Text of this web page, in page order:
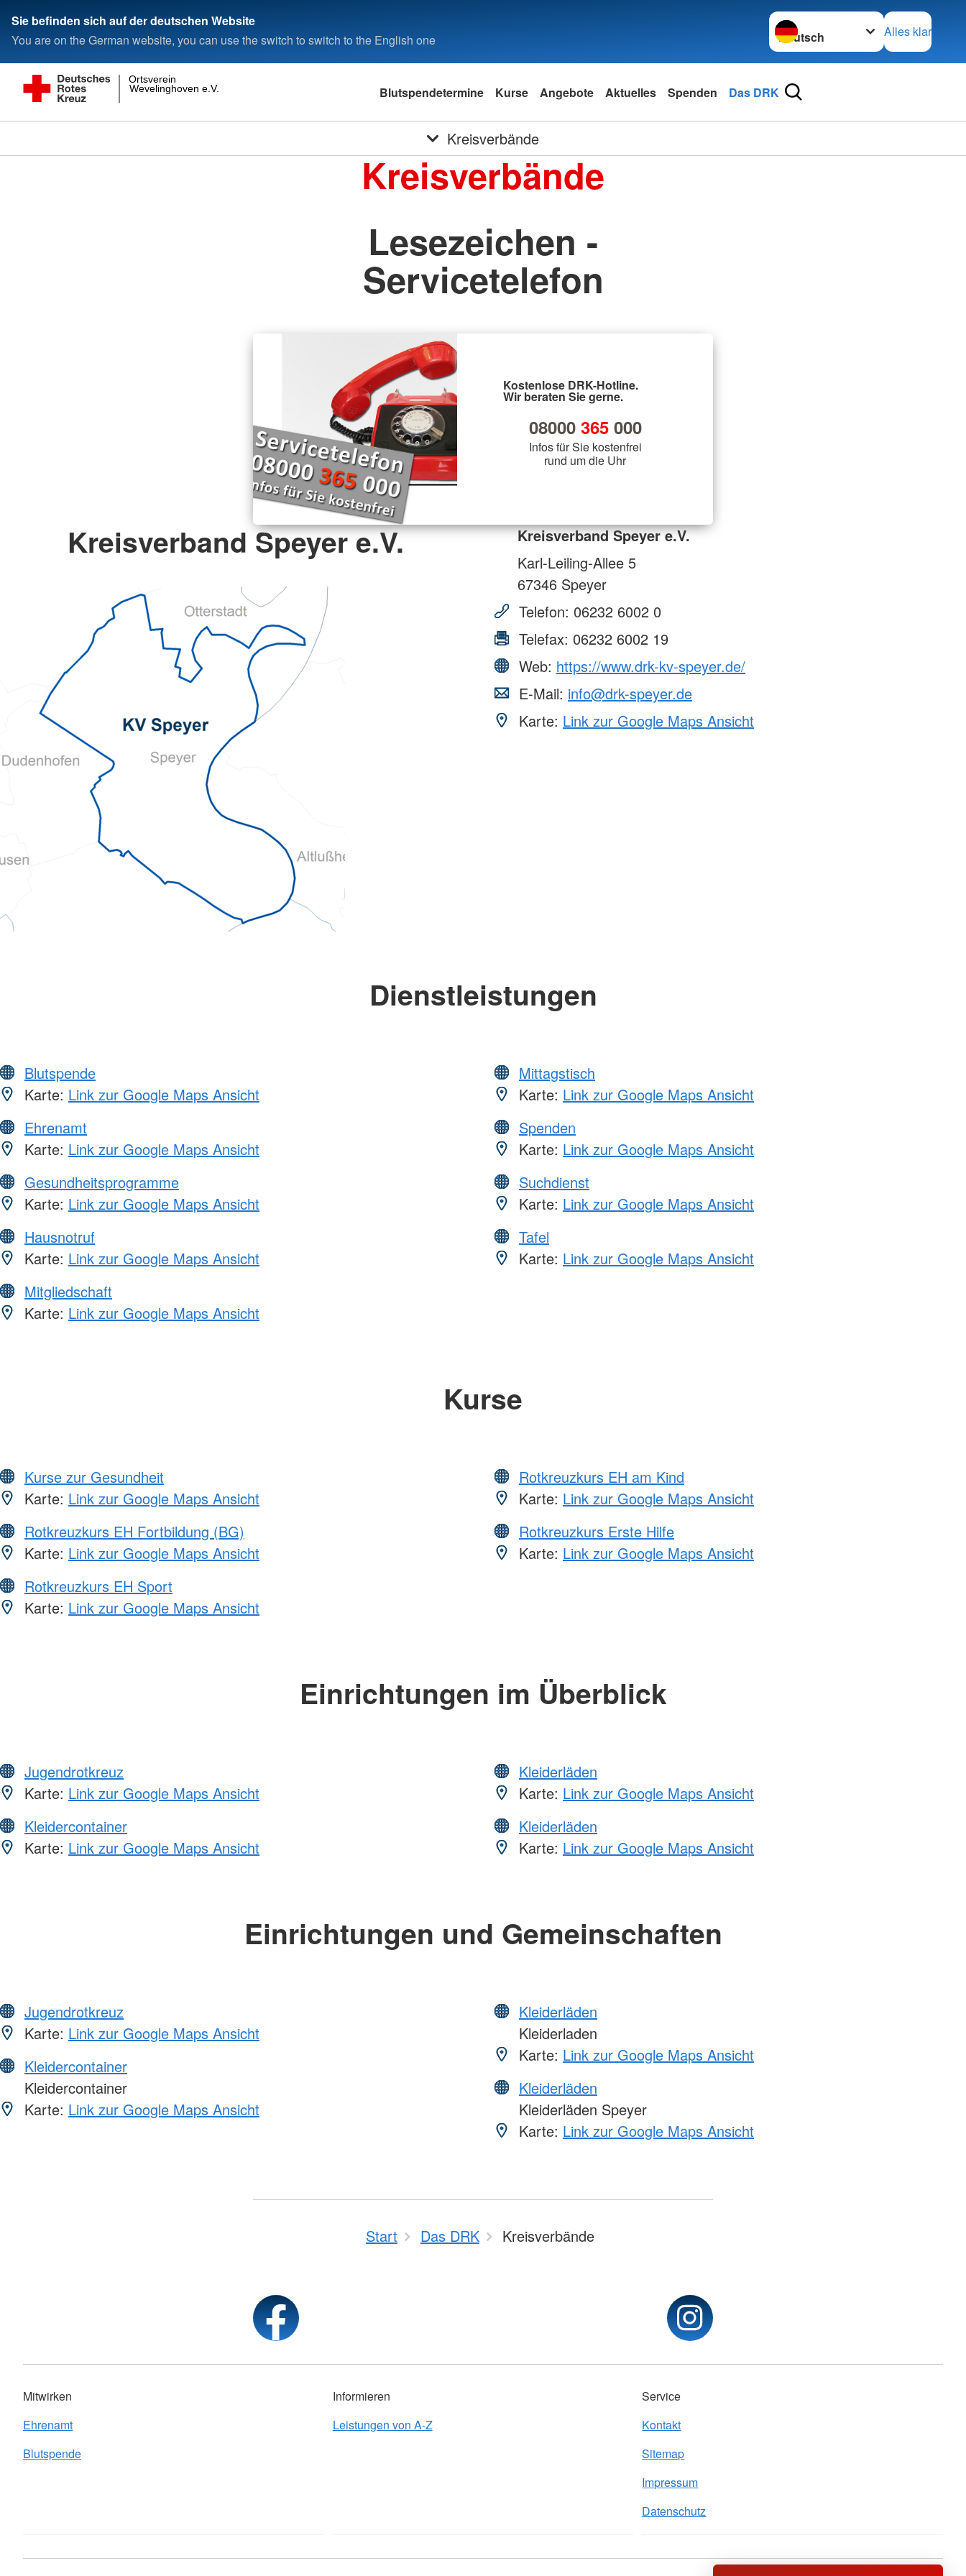
Sie befinden sich auf der deutschen Website
You are on the German website, you can use the switch to switch to the English one
Sprache wechseln zu
Alles klar
Wevelinghoven e.V.
Ortsverein
Blutspendetermine Kurse Angebote Aktuelles Spenden Das DRK
Kreisverbände
Kreisverbände
Lesezeichen -
Servicetelefon
Kostenlose DRK-Hotline.
Wir beraten Sie gerne.
08000 365000
Infos für Sie kostenfrei
rund um die Uhr
Kreisverband Speyer e.V.
Kreisverband Speyer e.V.
Karl-Leiling-Allee 5
67346 Speyer
Telefon: 06232 6002 0
Telefax: 06232 6002 19
Web: https://www.drk-kv-speyer.de/
E-Mail: info@drk-speyer.de
Karte: Link zur Google Maps Ansicht
Dienstleistungen
Blutspende
Karte: Link zur Google Maps Ansicht
Ehrenamt
Karte: Link zur Google Maps Ansicht
Gesundheitsprogramme
Karte: Link zur Google Maps Ansicht
Hausnotruf
Karte: Link zur Google Maps Ansicht
Mitgliedschaft
Karte: Link zur Google Maps Ansicht
Mittagstisch
Karte: Link zur Google Maps Ansicht
Spenden
Karte: Link zur Google Maps Ansicht
Suchdienst
Karte: Link zur Google Maps Ansicht
Tafel
Karte: Link zur Google Maps Ansicht
Kurse
Kurse zur Gesundheit
Karte: Link zur Google Maps Ansicht
Rotkreuzkurs EH Fortbildung (BG)
Karte: Link zur Google Maps Ansicht
Rotkreuzkurs EH Sport
Karte: Link zur Google Maps Ansicht
Rotkreuzkurs EH am Kind
Karte: Link zur Google Maps Ansicht
Rotkreuzkurs Erste Hilfe
Karte: Link zur Google Maps Ansicht
Einrichtungen im Überblick
Jugendrotkreuz
Karte: Link zur Google Maps Ansicht
Kleidercontainer
Karte: Link zur Google Maps Ansicht
Kleiderläden
Karte: Link zur Google Maps Ansicht
Kleiderläden
Karte: Link zur Google Maps Ansicht
Einrichtungen und Gemeinschaften
Jugendrotkreuz
Karte: Link zur Google Maps Ansicht
Kleidercontainer
Kleidercontainer
Karte: Link zur Google Maps Ansicht
Kleiderläden
Kleiderladen
Karte: Link zur Google Maps Ansicht
Kleiderläden
Kleiderläden Speyer
Karte: Link zur Google Maps Ansicht
Start Das DRK Kreisverbände
Mitwirken
Ehrenamt
Blutspende
Informieren
Leistungen von A-Z
Service
Kontakt
Sitemap
Impressum
Datenschutz